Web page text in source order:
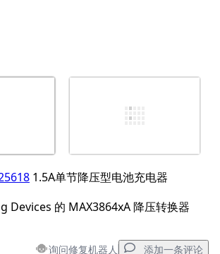
1.5A单节降压型电池充电器
Devices 的 MAX3864xA 降压转换器
询问修复机器人 添加一条评论